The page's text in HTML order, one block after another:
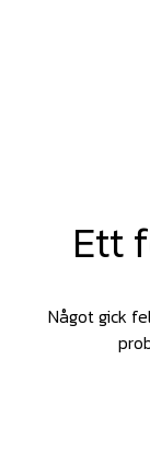
Ett
Något gick